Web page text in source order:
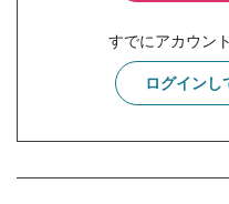
すでにアカウン
ログインし